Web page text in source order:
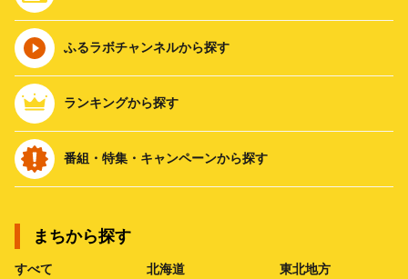
ふるラボチャンネルから探す
ランキングから探す
番組・特集・キャンペーンから探す
まちから探す
すべて 北海道 東北地方